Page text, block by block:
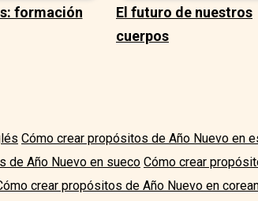
formación
El futuro de nuestros
cuerpos
Cómo crear propósitos de Año Nuevo en
de Año Nuevo en sueco Cómo crear
crear propósitos de Año Nuevo en